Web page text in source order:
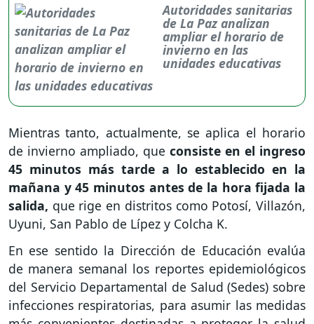
Autoridades sanitarias
de La Paz analizan
ampliar el horario de
invierno en las
unidades educativas
Mientras tanto, actualmente, se aplica el horario
de invierno ampliado, que consiste en el ingreso
45 minutos más tarde a lo establecido en la
mañana y 45 minutos antes de la hora fijada la
salida, que rige en distritos como Potosí, Villazón,
Uyuni, San Pablo de Lípez y Colcha K.
En ese sentido la Dirección de Educación evalúa
de manera semanal los reportes epidemiológicos
del Servicio Departamental de Salud (Sedes) sobre
infecciones respiratorias, para asumir las medidas